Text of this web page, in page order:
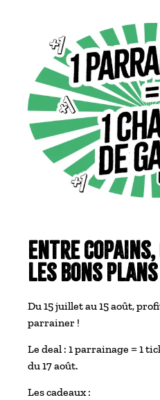
Entre
les bons
Du 15 juillet au 15 août,
parrainer !
Le deal : 1 parrainage = 1
du 17 août.
Les cadeaux :